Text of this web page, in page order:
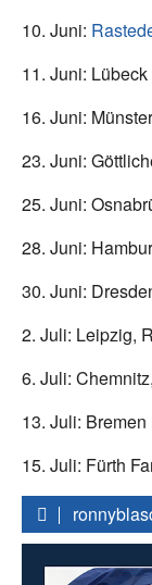
10. Juni:
11. Juni:
16. Juni:
23. Juni:
25. Juni:
28. Juni:
30. Juni:
2. Juli: Leipzig,
6. Juli:
13. Juli:
15. Juli: Fürth